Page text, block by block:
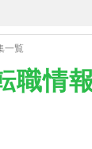
一覧
職情